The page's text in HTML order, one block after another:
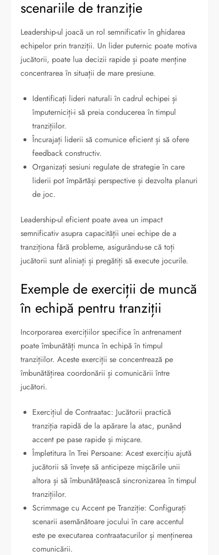
scenariile de tranziție
Leadership-ul joacă un rol semnificativ în ghidarea
echipelor prin tranziții. Un lider puternic poate motiva
jucătorii, poate lua decizii rapide și poate menține
concentrarea în situații de mare presiune.
Identificați lideri naturali în cadrul echipei și
împuterniciți-i să preia conducerea în timpul
tranzițiilor.
Încurajați liderii să comunice eficient și să ofere
feedback constructiv.
Organizați sesiuni regulate de strategie în care
liderii pot împărtăși perspective și dezvolta planuri
de joc.
Leadership-ul eficient poate avea un impact
semnificativ asupra capacității unei echipe de a
tranziționa fără probleme, asigurându-se că toți
jucătorii sunt aliniați și pregătiți să execute jocurile.
Exemple de exerciții de muncă
în echipă pentru tranziții
Incorporarea exercițiilor specifice în antrenament
poate îmbunătăți munca în echipă în timpul
tranzițiilor. Aceste exerciții se concentrează pe
îmbunătățirea coordonării și comunicării între
jucători.
Exercițiul de Contraatac: Jucătorii practică
tranziția rapidă de la apărare la atac, punând
accent pe pase rapide și mișcare.
Împletitura în Trei Persoane: Acest exercițiu ajută
jucătorii să învețe să anticipeze mișcările unii
altora și să îmbunătățească sincronizarea în timpul
tranzițiilor.
Scrimmage cu Accent pe Tranziție: Configurați
scenarii asemănătoare jocului în care accentul
este pe executarea contraatacurilor și menținerea
comunicării.